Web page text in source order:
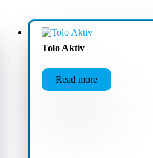
Tolo Aktiv
Read more